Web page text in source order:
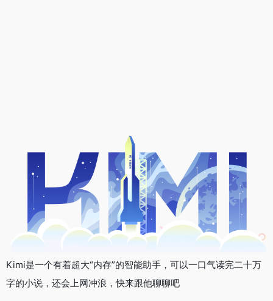
Kimi是一个有着超大“内存”的智能助手，可以一口气读完二十万
字的小说，还会上网冲浪，快来跟他聊聊吧